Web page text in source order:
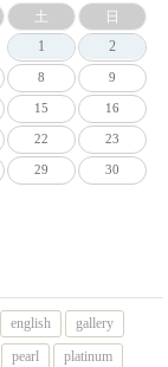
土
日
1
2
8 9
15 16
22 23
29 30
english
gallery
pearl
platinum